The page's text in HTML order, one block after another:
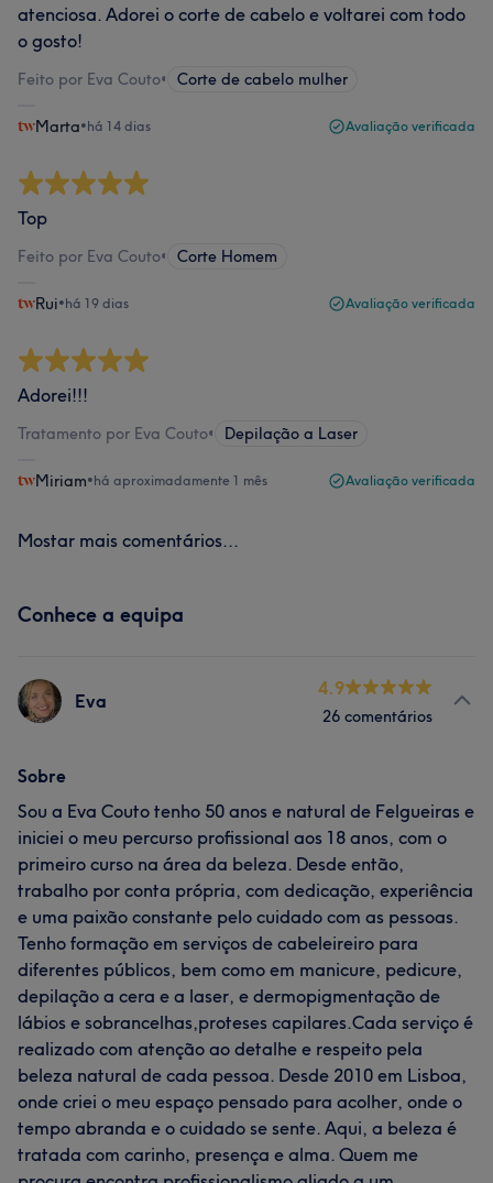
atenciosa. Adorei o corte de cabelo e voltarei com todo
o gosto!
Feito por Eva Couto• Corte de cabelo mulher
Marta•há 14 dias Avaliação verificada
Top
Feito por Eva Couto• Corte Homem
Rui•há 19 dias Avaliação verificada
Adorei!!!
Tratamento por Eva Couto• Depilação a Laser
Miriam•há aproximadamente 1 mês Avaliação verificada
Mostar mais comentários...
Conhece a equipa
Eva
4.9
26 comentários
Sobre
Sou a Eva Couto tenho 50 anos e natural de Felgueiras e
iniciei o meu percurso profissional aos 18 anos, com o
primeiro curso na área da beleza. Desde então,
trabalho por conta própria, com dedicação, experiência
e uma paixão constante pelo cuidado com as pessoas.
Tenho formação em serviços de cabeleireiro para
diferentes públicos, bem como em manicure, pedicure,
depilação a cera e a laser, e dermopigmentação de
lábios e sobrancelhas,proteses capilares.Cada serviço é
realizado com atenção ao detalhe e respeito pela
beleza natural de cada pessoa. Desde 2010 em Lisboa,
onde criei o meu espaço pensado para acolher, onde o
tempo abranda e o cuidado se sente. Aqui, a beleza é
tratada com carinho, presença e alma. Quem me